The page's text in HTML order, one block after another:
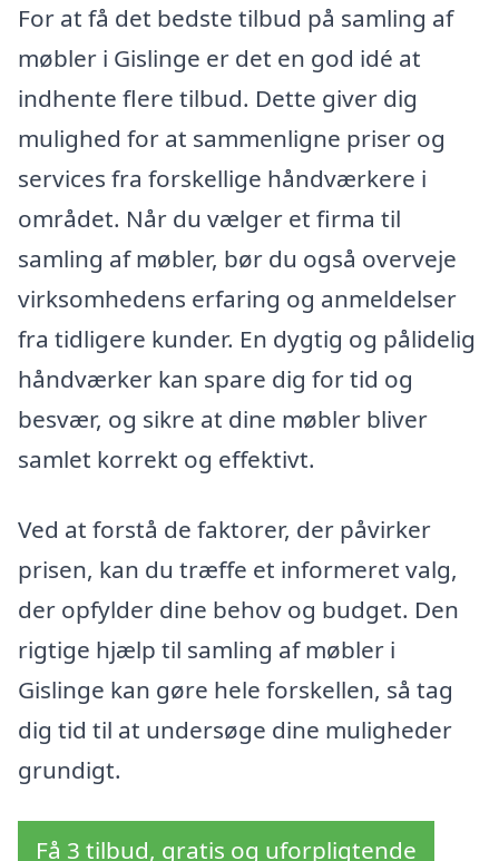
For at få det bedste tilbud på samling af
møbler i Gislinge er det en god idé at
indhente flere tilbud. Dette giver dig
mulighed for at sammenligne priser og
services fra forskellige håndværkere i
området. Når du vælger et firma til
samling af møbler, bør du også overveje
virksomhedens erfaring og anmeldelser
fra tidligere kunder. En dygtig og pålidelig
håndværker kan spare dig for tid og
besvær, og sikre at dine møbler bliver
samlet korrekt og effektivt.
Ved at forstå de faktorer, der påvirker
prisen, kan du træffe et informeret valg,
der opfylder dine behov og budget. Den
rigtige hjælp til samling af møbler i
Gislinge kan gøre hele forskellen, så tag
dig tid til at undersøge dine muligheder
grundigt.
Få 3 tilbud, gratis og uforpligtende